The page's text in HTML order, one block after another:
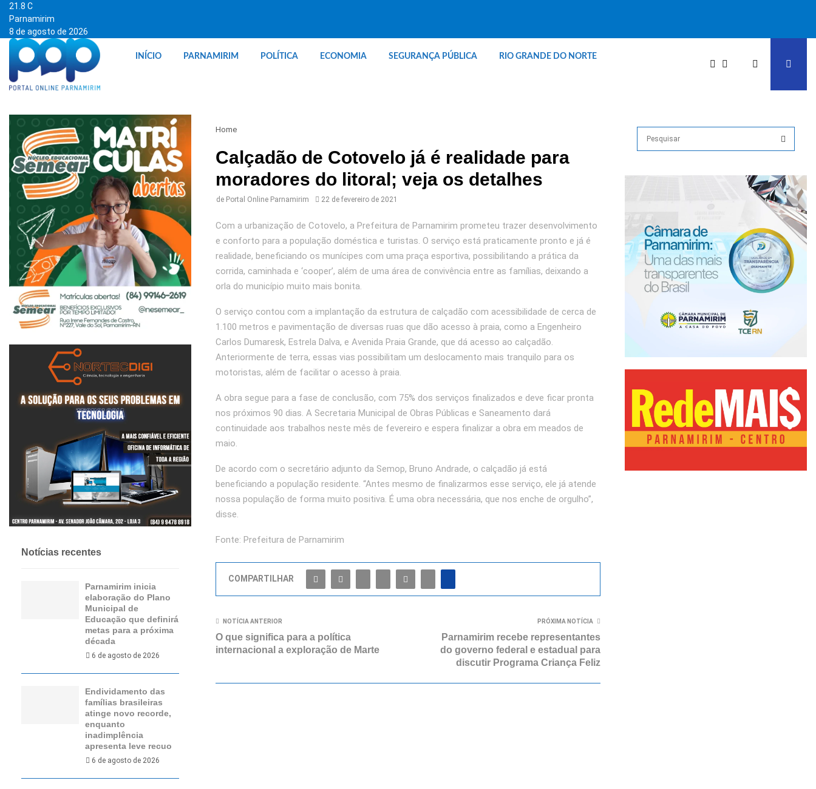
21.8 C
Parnamirim
8 de agosto de 2026
INÍCIO PARNAMIRIM POLÍTICA ECONOMIA SEGURANÇA PÚBLICA RIO GRANDE DO NORTE
Home
Calçadão de Cotovelo já é realidade para
moradores do litoral; veja os detalhes
de Portal Online Parnamirim 22 de fevereiro de 2021
Com a urbanização de Cotovelo, a Prefeitura de Parnamirim prometeu trazer desenvolvimento
e conforto para a população doméstica e turistas. O serviço está praticamente pronto e já é
realidade, beneficiando os munícipes com uma praça esportiva, possibilitando a prática da
corrida, caminhada e ‘cooper’, além de uma área de convivência entre as famílias, deixando a
orla do município muito mais bonita.
O serviço contou com a implantação da estrutura de calçadão com acessibilidade de cerca de
1.100 metros e pavimentação de diversas ruas que dão acesso à praia, como a Engenheiro
Carlos Dumaresk, Estrela Dalva, e Avenida Praia Grande, que dá acesso ao calçadão.
Anteriormente de terra, essas vias possibilitam um deslocamento mais tranquilo para os
motoristas, além de facilitar o acesso à praia.
A obra segue para a fase de conclusão, com 75% dos serviços finalizados e deve ficar pronta
nos próximos 90 dias. A Secretaria Municipal de Obras Públicas e Saneamento dará
continuidade aos trabalhos neste mês de fevereiro e espera finalizar a obra em meados de
maio.
De acordo com o secretário adjunto da Semop, Bruno Andrade, o calçadão já está
beneficiando a população residente. “Antes mesmo de finalizarmos esse serviço, ele já atende
nossa população de forma muito positiva. É uma obra necessária, que nos enche de orgulho”,
disse.
Fonte: Prefeitura de Parnamirim
COMPARTILHAR
NOTÍCIA ANTERIOR
O que significa para a política
internacional a exploração de Marte
PRÓXIMA NOTÍCIA
Parnamirim recebe representantes
do governo federal e estadual para
discutir Programa Criança Feliz
Notícias recentes
Parnamirim inicia
elaboração do Plano
Municipal de
Educação que definirá
metas para a próxima
década
6 de agosto de 2026
Endividamento das
famílias brasileiras
atinge novo recorde,
enquanto
inadimplência
apresenta leve recuo
6 de agosto de 2026
r
:
E
A
R
C
H